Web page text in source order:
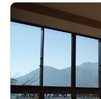
湯けむり屋敷 薬師の湯